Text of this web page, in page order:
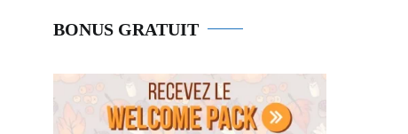
BONUS GRATUIT